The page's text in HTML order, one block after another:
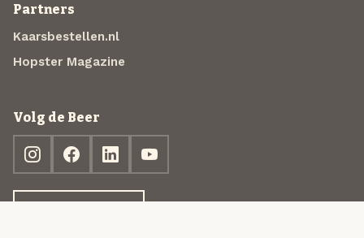
Partners
Kaarsbestellen.nl
Hopster Magazine
Volg de Beer